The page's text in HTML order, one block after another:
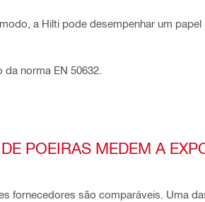
a Hilti pode desempenhar um
norma EN 50632.
POEIRAS MEDEM A
fornecedores são comparáveis. Uma